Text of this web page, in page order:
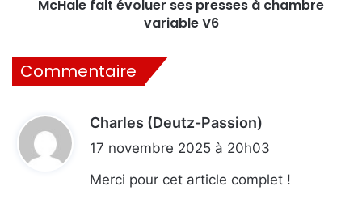
McHale fait évoluer ses presses à chambre
variable V6
Commentaire
Charles (Deutz-Passion)
i
17 novembre 2025 à 20h03
Merci pour cet article complet !